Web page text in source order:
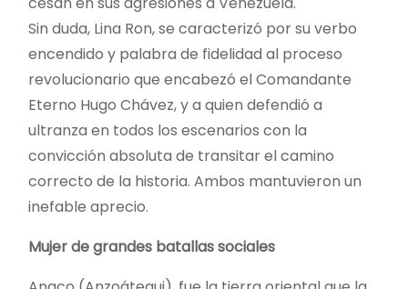
Sin duda, Lina Ron, se caracterizó por su verbo
encendido y palabra de fidelidad al proceso
revolucionario que encabezó el Comandante
Eterno Hugo Chávez, y a quien defendió a
ultranza en todos los escenarios con la
convicción absoluta de transitar el camino
correcto de la historia. Ambos mantuvieron un
inefable aprecio.
Mujer de grandes batallas sociales